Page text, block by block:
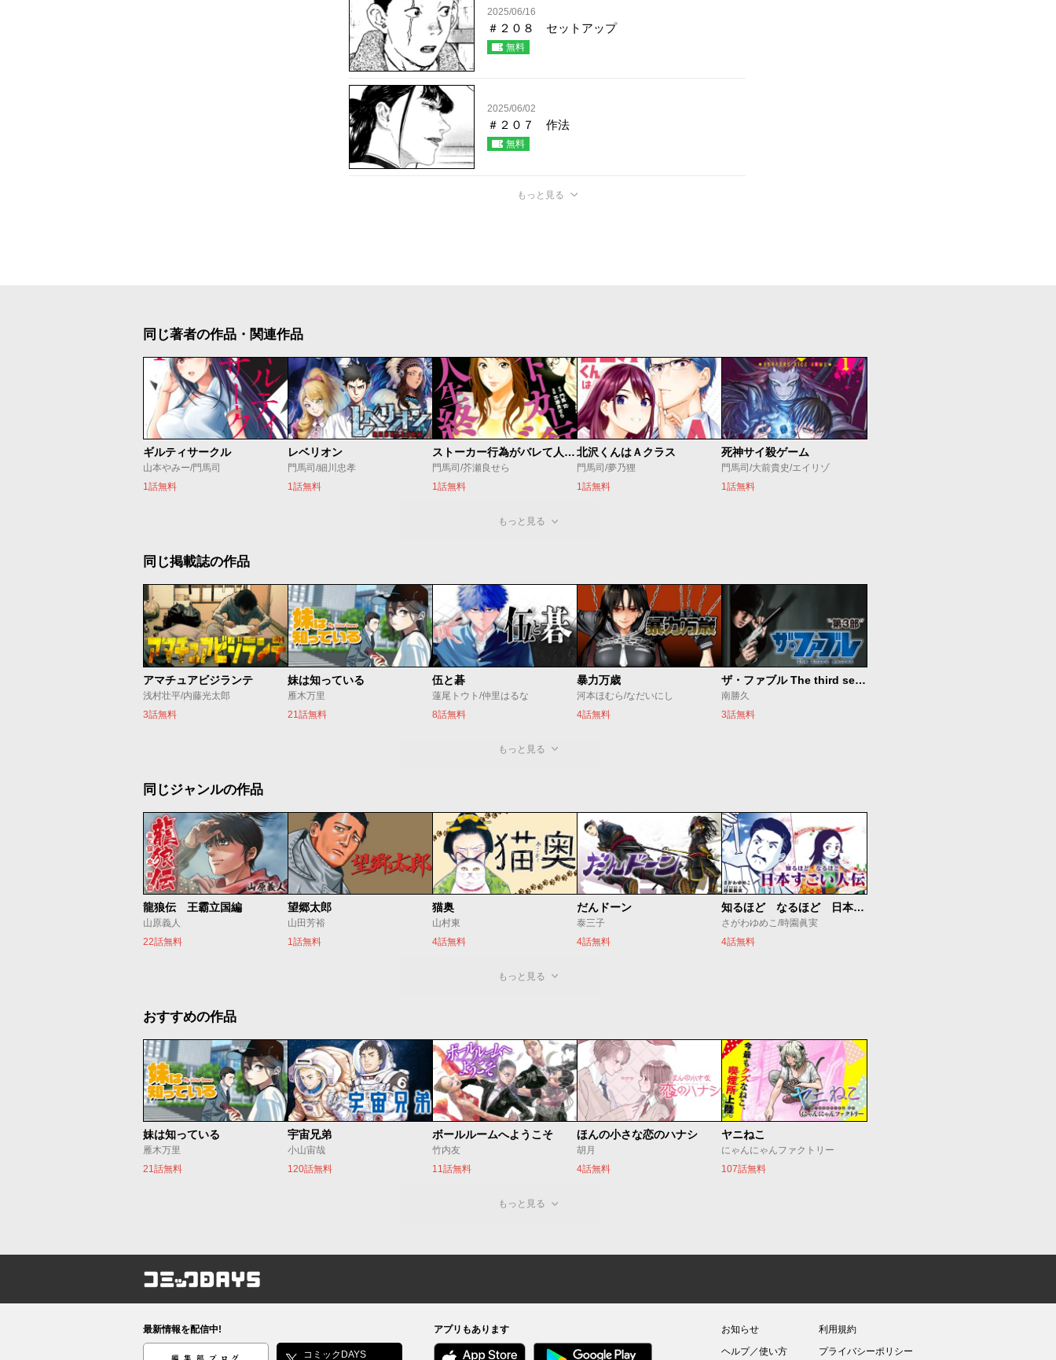
2025/06/16
＃２０８ セットアップ
無料
2025/06/02
＃２０７ 作法
無料
もっと見る
同じ著者の作品・関連作品
ギルティサークル
山本やみー/門馬司
1話無料
レベリオン
門馬司/細川忠孝
1話無料
ストーカー行為がバレて人生終了男
門馬司/芥瀬良せら
1話無料
北沢くんはＡクラス
門馬司/夢乃狸
1話無料
死神サイ殺ゲーム
門馬司/大前貴史/エイリゾ
1話無料
もっと見る
同じ掲載誌の作品
アマチュアビジランテ
浅村壮平/内藤光太郎
3話無料
妹は知っている
雁木万里
21話無料
伍と碁
蓮尾トウト/仲里はるな
8話無料
暴力万歳
河本ほむら/なだいにし
4話無料
ザ・ファブル The third secret
南勝久
3話無料
もっと見る
同じジャンルの作品
龍狼伝 王霸立国編
山原義人
22話無料
望郷太郎
山田芳裕
1話無料
猫奥
山村東
4話無料
だんドーン
泰三子
4話無料
知るほど なるほど 日本すごい人伝
さがわゆめこ/時園眞実
4話無料
もっと見る
おすすめの作品
妹は知っている
雁木万里
21話無料
宇宙兄弟
小山宙哉
120話無料
ボールルームへようこそ
竹内友
11話無料
ほんの小さな恋のハナシ
胡月
4話無料
ヤニねこ
にゃんにゃんファクトリー
107話無料
もっと見る
コミックDAYS
最新情報を配信中!
編集部ブログ コミックDAYS
アプリもあります
お知らせ
ヘルプ／使い方
利用規約
プライバシーポリシー